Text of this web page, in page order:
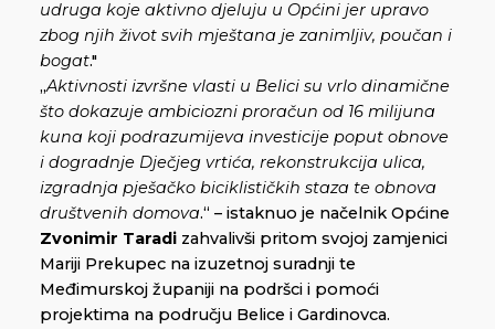
udruga koje aktivno djeluju u Općini jer upravo
zbog njih život svih mještana je zanimljiv, poučan i
bogat."
„Aktivnosti izvršne vlasti u Belici su vrlo dinamične
što dokazuje ambiciozni proračun od 16 milijuna
kuna koji podrazumijeva investicije poput obnove
i dogradnje Dječjeg vrtića, rekonstrukcija ulica,
izgradnja pješačko biciklističkih staza te obnova
društvenih domova.“ – istaknuo je načelnik Općine
Zvonimir Taradi zahvalivši pritom svojoj zamjenici
Mariji Prekupec na izuzetnoj suradnji te
Međimurskoj županiji na podršci i pomoći
projektima na području Belice i Gardinovca.